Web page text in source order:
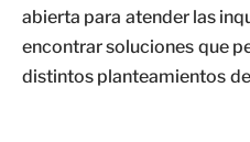
abierta para atender las
encontrar soluciones que
distintos planteamientos de